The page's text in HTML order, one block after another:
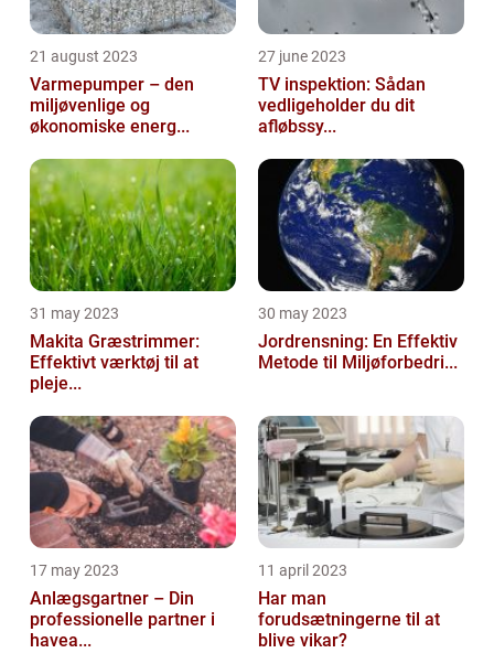
21 august 2023
Varmepumper – den
miljøvenlige og
økonomiske energ...
27 june 2023
TV inspektion: Sådan
vedligeholder du dit
afløbssy...
31 may 2023
Makita Græstrimmer:
Effektivt værktøj til at
pleje...
30 may 2023
Jordrensning: En Effektiv
Metode til Miljøforbedri...
17 may 2023
Anlægsgartner – Din
professionelle partner i
havea...
11 april 2023
Har man
forudsætningerne til at
blive vikar?